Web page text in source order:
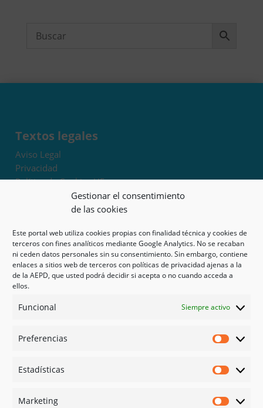
Gestionar el consentimiento
de las cookies
Este portal web utiliza cookies propias con finalidad técnica y cookies de
terceros con fines analíticos mediante Google Analytics. No se recaban
ni ceden datos personales sin su consentimiento. Sin embargo, contiene
enlaces a sitios web de terceros con políticas de privacidad ajenas a la
de la AEPD, que usted podrá decidir si acepta o no cuando acceda a
ellos.
Funcional Siempre activo
Preferencias
Estadísticas
Marketing
Textos legales
Aviso Legal
Privacidad
Política de Cookies UE
Términos y condiciones
Exoneración de responsabilidad
Mapa del sitio
Mi cuenta
Tienda
Psicología en Murcia
Guías
Redes sociales
Instagram
Linked in